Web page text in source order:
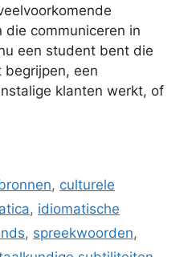
communiceren in
een student bent die
begrijpen, een
klanten werkt, of
, culturele
, idiomatische
, spreekwoorden,